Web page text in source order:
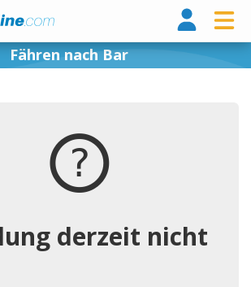
Fähren nach Bar
derzeit nicht